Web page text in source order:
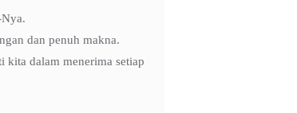
dan penuh makna.
kita dalam menerima setiap